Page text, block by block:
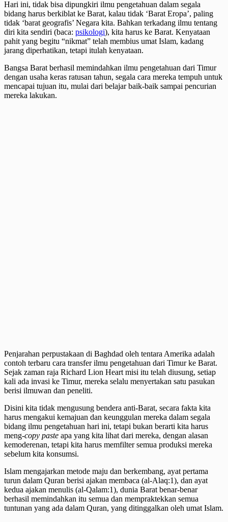
Hari ini, tidak bisa dipungkiri ilmu pengetahuan dalam segala
bidang harus berkiblat ke Barat, kalau tidak ‘Barat Eropa’, paling
tidak ‘barat geografis’ Negara kita. Bahkan terkadang ilmu tentang
diri kita sendiri (baca: psikologi), kita harus ke Barat. Kenyataan
pahit yang begitu “nikmat” telah membius umat Islam, kadang
jarang diperhatikan, tetapi itulah kenyataan.
Bangsa Barat berhasil memindahkan ilmu pengetahuan dari Timur
dengan usaha keras ratusan tahun, segala cara mereka tempuh untuk
mencapai tujuan itu, mulai dari belajar baik-baik sampai pencurian
mereka lakukan.
Penjarahan perpustakaan di Baghdad oleh tentara Amerika adalah
contoh terbaru cara transfer ilmu pengetahuan dari Timur ke Barat.
Sejak zaman raja Richard Lion Heart misi itu telah diusung, setiap
kali ada invasi ke Timur, mereka selalu menyertakan satu pasukan
berisi ilmuwan dan peneliti.
Disini kita tidak mengusung bendera anti-Barat, secara fakta kita
harus mengakui kemajuan dan keunggulan mereka dalam segala
bidang ilmu pengetahuan hari ini, tetapi bukan berarti kita harus
meng-copy paste apa yang kita lihat dari mereka, dengan alasan
kemoderenan, tetapi kita harus memfilter semua produksi mereka
sebelum kita konsumsi.
Islam mengajarkan metode maju dan berkembang, ayat pertama
turun dalam Quran berisi ajakan membaca (al-Alaq:1), dan ayat
kedua ajakan menulis (al-Qalam:1), dunia Barat benar-benar
berhasil memindahkan itu semua dan mempraktekkan semua
tuntunan yang ada dalam Quran, yang ditinggalkan oleh umat Islam.